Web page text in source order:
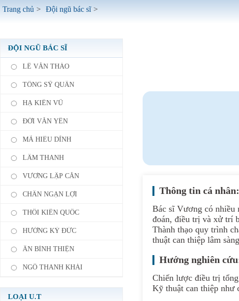
Trang chủ > Đội ngũ bác sĩ >
ĐỘI NGŨ BÁC SĨ
LÊ VĂN THẢO
TỐNG SỸ QUÂN
HẠ KIẾN VŨ
ĐỚI VĂN YẾN
MÃ HIỂU DĨNH
LÂM THANH
VƯƠNG LẬP CĂN
CHÂN NGẠN LỢI
THÔI KIẾN QUỐC
HƯỚNG KỲ ĐỨC
ÂN BÌNH THIỆN
NGÔ THANH KHẢI
LOẠI U.T
Thông tin cá nhân:
Bác sĩ Vương có nhiều
đoán, điều trị và xử trí
Thành thạo quy trình
thuật can thiệp lâm
Hướng nghiên
Chiến lược điều trị
Kỹ thuật can thiệp như